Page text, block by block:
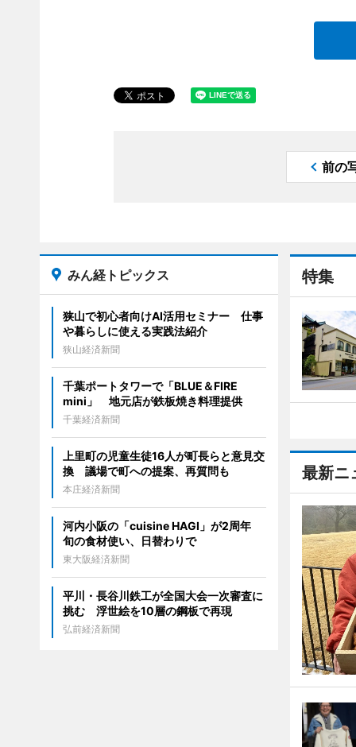
前の
特集
最新ニ
みん経トピックス
狭山で初心者向けAI活用セミナー 仕事
や暮らしに使える実践法紹介
狭山経済新聞
千葉ポートタワーで「BLUE＆FIRE
mini」 地元店が鉄板焼き料理提供
千葉経済新聞
上里町の児童生徒16人が町長らと意見交
換 議場で町への提案、再質問も
本庄経済新聞
河内小阪の「cuisine HAGI」が2周年
旬の食材使い、日替わりで
東大阪経済新聞
平川・長谷川鉄工が全国大会一次審査に
挑む 浮世絵を10層の鋼板で再現
弘前経済新聞